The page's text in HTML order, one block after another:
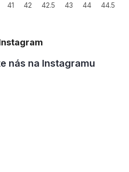
41 42 42.5 43 44 44.5
nás na Instagramu